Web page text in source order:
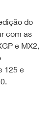
do
com as
e MX2,
125 e